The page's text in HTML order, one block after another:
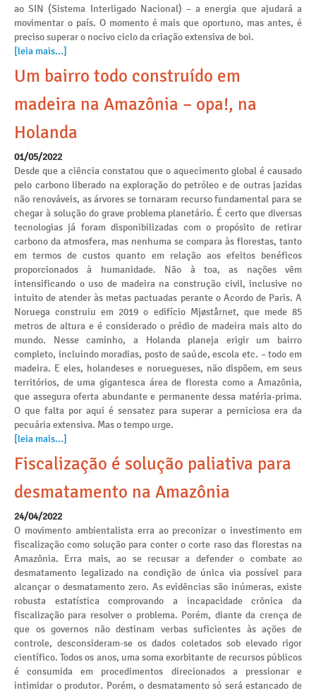
ao SIN (Sistema Interligado Nacional) – a energia que ajudará a
movimentar o país. O momento é mais que oportuno, mas antes, é
preciso superar o nocivo ciclo da criação extensiva de boi.
[leia mais...]
Um bairro todo construído em
madeira na Amazônia – opa!, na
Holanda
01/05/2022
Desde que a ciência constatou que o aquecimento global é causado
pelo carbono liberado na exploração do petróleo e de outras jazidas
não renováveis, as árvores se tornaram recurso fundamental para se
chegar à solução do grave problema planetário. É certo que diversas
tecnologias já foram disponibilizadas com o propósito de retirar
carbono da atmosfera, mas nenhuma se compara às florestas, tanto
em termos de custos quanto em relação aos efeitos benéficos
proporcionados à humanidade. Não à toa, as nações vêm
intensificando o uso de madeira na construção civil, inclusive no
intuito de atender às metas pactuadas perante o Acordo de Paris. A
Noruega construiu em 2019 o edifício Mjøstårnet, que mede 85
metros de altura e é considerado o prédio de madeira mais alto do
mundo. Nesse caminho, a Holanda planeja erigir um bairro
completo, incluindo moradias, posto de saúde, escola etc. – todo em
madeira. E eles, holandeses e noruegueses, não dispõem, em seus
territórios, de uma gigantesca área de floresta como a Amazônia,
que assegura oferta abundante e permanente dessa matéria-prima.
O que falta por aqui é sensatez para superar a perniciosa era da
pecuária extensiva. Mas o tempo urge.
[leia mais...]
Fiscalização é solução paliativa para
desmatamento na Amazônia
24/04/2022
O movimento ambientalista erra ao preconizar o investimento em
fiscalização como solução para conter o corte raso das florestas na
Amazônia. Erra mais, ao se recusar a defender o combate ao
desmatamento legalizado na condição de única via possível para
alcançar o desmatamento zero. As evidências são inúmeras, existe
robusta estatística comprovando a incapacidade crônica da
fiscalização para resolver o problema. Porém, diante da crença de
que os governos não destinam verbas suficientes às ações de
controle, desconsideram-se os dados coletados sob elevado rigor
científico. Todos os anos, uma soma exorbitante de recursos públicos
é consumida em procedimentos direcionados a pressionar e
intimidar o produtor. Porém, o desmatamento só será estancado de